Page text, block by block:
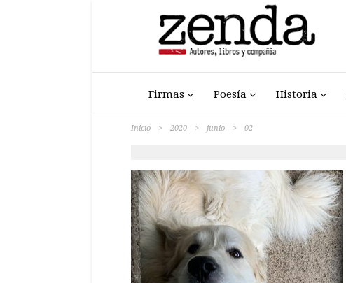
Firmas Poesía Historia
Inicio > 2020 > junio > 02